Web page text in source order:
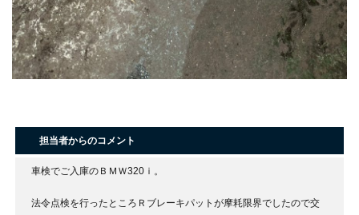
担当者からのコメント
車検でご入庫のＢＭＷ320ｉ。
法令点検を行ったところＲブレーキパットが摩耗限界でしたので交